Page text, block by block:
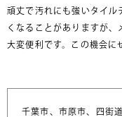
頑丈で汚れにも強いタイル
くなることがありますが、
大変便利です。この機会に
千葉市、市原市、四街